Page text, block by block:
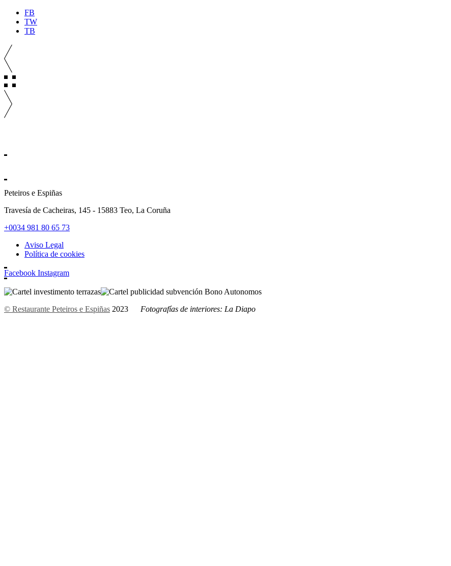
FB
TW
TB
Peteiros e Espiñas
Travesía de Cacheiras, 145 - 15883 Teo, La Coruña
+0034 981 80 65 73
Aviso Legal
Política de cookies
Facebook Instagram
© Restaurante Peteiros e Espiñas 2023 Fotografías de interiores: La Diapo